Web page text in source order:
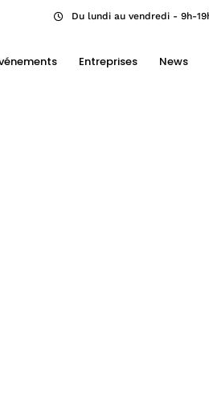
Du lundi au vendredi - 9h-
Entreprises News